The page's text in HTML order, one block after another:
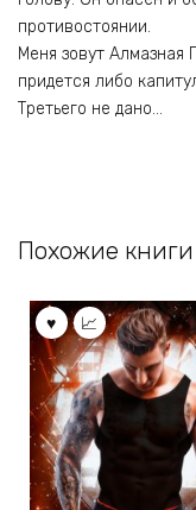
противостоянии.
Меня зовут Алмазная
придется либо
Третьего не дано…
Похожие книги